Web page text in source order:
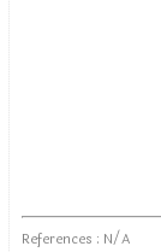
References : N/A